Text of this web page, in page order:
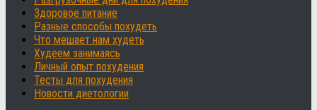
Здоровое питание
Разные способы похудеть
Что мешает нам худеть
Худеем занимаясь
Личный опыт похудения
Тесты для похудения
Новости диетологии